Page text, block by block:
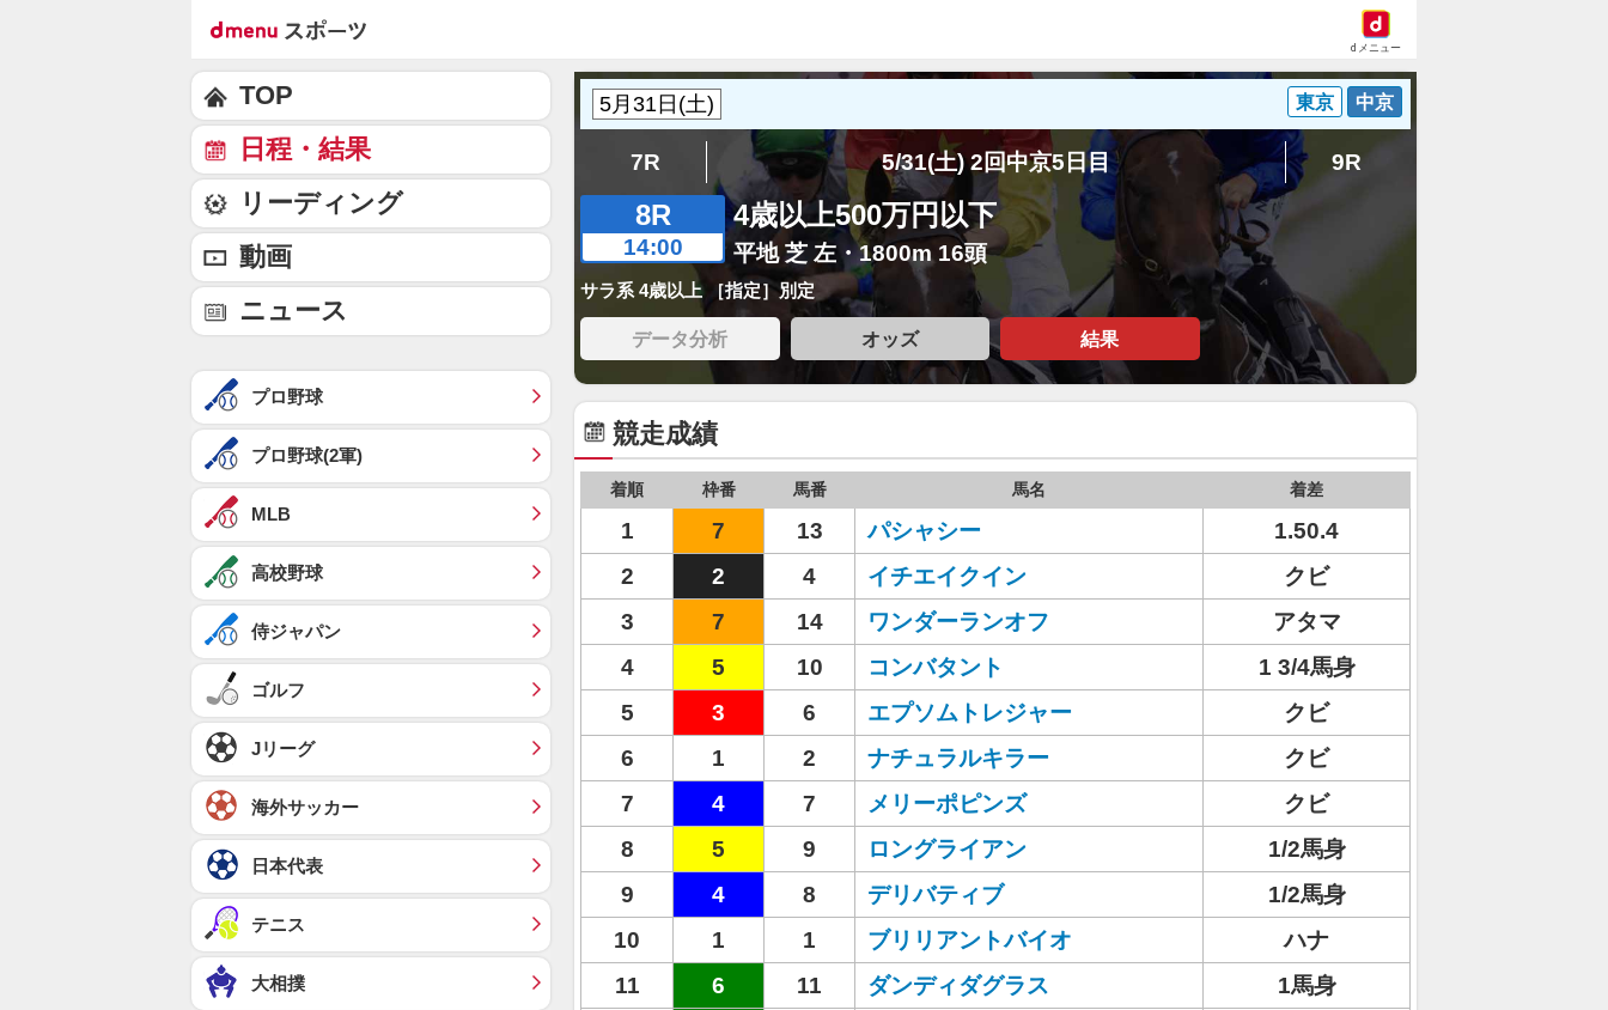
dメニュー
東京 中京
7R 5/31(土) 2回中京5日目 9R
8R
14:00
4歳以上500万円以下
平地 芝 左・1800m 16頭
サラ系 4歳以上 ［指定］別定
データ分析 オッズ 結果
競走成績
着順 枠番 馬番 馬名 着差
1 7 13 パシャシー
1.50.4
2
2 4 イチエイクイン
クビ
3
7 14 ワンダーランオフ
アタマ
4
5 10 コンバタント
1 3/4馬身
5
3 6 エプソムトレジャー
クビ
6
1 2 ナチュラルキラー
クビ
7
4 7 メリーポピンズ
クビ
8
5 9 ロングライアン
1/2馬身
9
4 8 デリバティブ
1/2馬身
10
1 1 ブリリアントバイオ
ハナ
11
6 11 ダンディダグラス
1馬身
TOP
日程・結果
リーディング
動画
ニュース
プロ野球
プロ野球(2軍)
MLB
高校野球
侍ジャパン
ゴルフ
Jリーグ
海外サッカー
日本代表
テニス
大相撲